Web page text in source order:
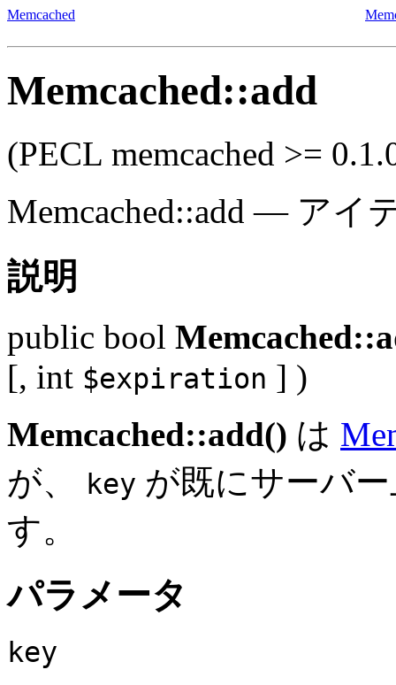
Memcached
Memcached::add
(PECL memcached >=
Memcached::add — アイ
説明
public bool
[, int $expiration ] )
Memcached::add() は
が、
key が既にサーバ
す。
パラメータ
key